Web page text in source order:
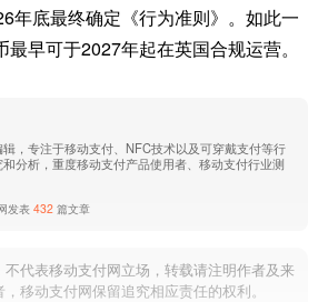
年底最终确定《行为准则》。如此一
早可于2027年起在英国合规运营。
，专注于移动支付、NFC技术以及可穿戴支付等行
分析，重度移动支付产品使用者、移动支付行业测
发表432 篇文章
代表移动支付网立场，转载请注明作者及来
移动支付网保留追究相应责任的权利。